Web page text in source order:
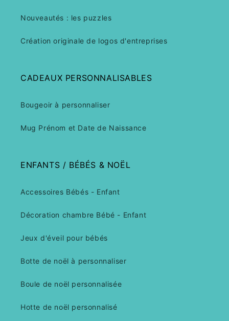
Nouveautés : les puzzles
Création originale de logos d'entreprises
CADEAUX PERSONNALISABLES
Bougeoir à personnaliser
Mug Prénom et Date de Naissance
ENFANTS / BÉBÉS & NOËL
Accessoires Bébés - Enfant
Décoration chambre Bébé - Enfant
Jeux d'éveil pour bébés
Botte de noël à personnaliser
Boule de noël personnalisée
Hotte de noël personnalisé